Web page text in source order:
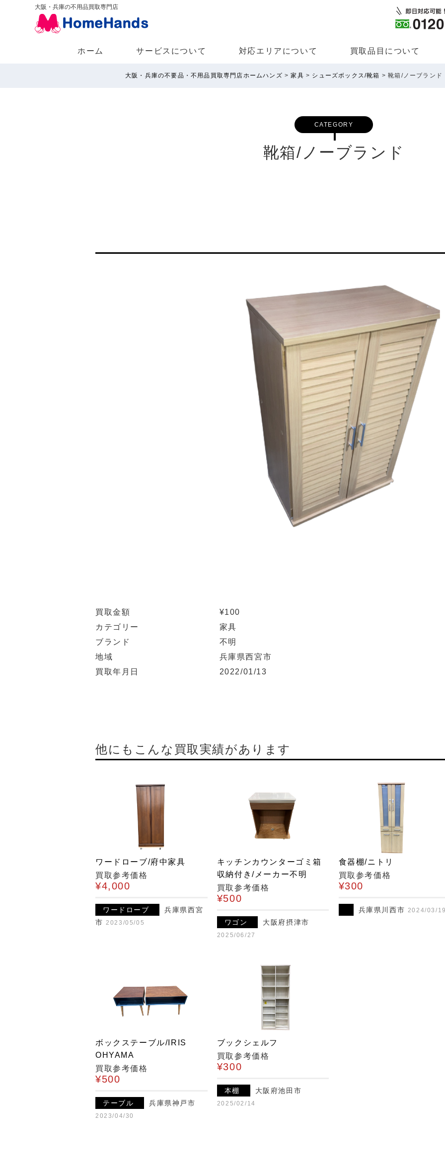
大阪・兵庫の不用品買取専門店
ホーム サービスについて 対応エリアについて 買取品⽬について
大阪・兵庫の不要品・不用品買取専門店ホームハンズ >家具 > シューズボックス/靴箱 >靴箱/ノーブランド
CATEGORY
靴箱/ノーブランド
買取金額
¥100
カテゴリー
家具
ブランド
不明
地域
兵庫県西宮市
買取年月日
2022/01/13
他にもこんな買取実績があります
ワードローブ/府中家具
買取参考価格
¥4,000
ワードローブ
兵庫県西宮
市 2023/05/05
キッチンカウンターゴミ箱
収納付き/メーカー不明
買取参考価格
¥500
ワゴン 大阪府摂津市
2025/06/27
食器棚/ニトリ
買取参考価格
¥300
兵庫県川西市 2024/03/19
ボックステーブル/IRIS
OHYAMA
買取参考価格
¥500
テーブル 兵庫県神戸市
2023/04/30
ブックシェルフ
買取参考価格
¥300
本棚 大阪府池田市
2025/02/14